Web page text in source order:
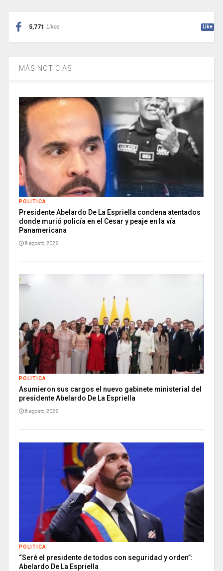
5,771 Likes Like
MÁS NOTICIAS
POLITICA
Presidente Abelardo De La Espriella condena atentados
donde murió policía en el Cesar y peaje en la vía
Panamericana
8 agosto, 2026
POLITICA
Asumieron sus cargos el nuevo gabinete ministerial del
presidente Abelardo De La Espriella
8 agosto, 2026
POLITICA
“Seré el presidente de todos con seguridad y orden”:
Abelardo De La Espriella